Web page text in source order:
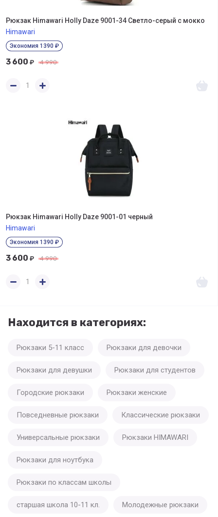
Рюкзак Himawari Holly Daze 9001-34 Светло-серый с мокко
Himawari
Экономия 1390 ₽
3 600 ₽ 4 990
Рюкзак Himawari Holly Daze 9001-01 черный
Himawari
Экономия 1390 ₽
3 600 ₽ 4 990
Находится в категориях:
Рюкзаки 5-11 класс Рюкзаки для девочки
Рюкзаки для девушки Рюкзаки для студентов
Городские рюкзаки Рюкзаки женские
Повседневные рюкзаки Классические рюкзаки
Универсальные рюкзаки Рюкзаки HIMAWARI
Рюкзаки для ноутбука
Рюкзаки по классам школы
старшая школа 10-11 кл. Молодежные рюкзаки